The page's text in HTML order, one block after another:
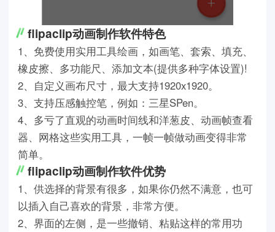
flipaclip动画制作软件特色
1、免费使用实用工具绘画，如画笔、套索、填充、
橡皮擦、多功能尺、添加文本(提供多种字体设置)!
2、自定义画布尺寸，最大支持1920x1920。
3、支持压感触控笔，例如：三星SPen。
4、多亏了直观的动画时间线和洋葱皮、动画帧查看
器、网格这些实用工具，一帧一帧做动画变得非常
简单。
flipaclip动画制作软件优势
1、供选择的背景有很多，如果你仍然不满意，也可
以插入自己喜欢的背景，非常方便。
2、界面的左侧，是一些撤销、粘贴这样的常用功